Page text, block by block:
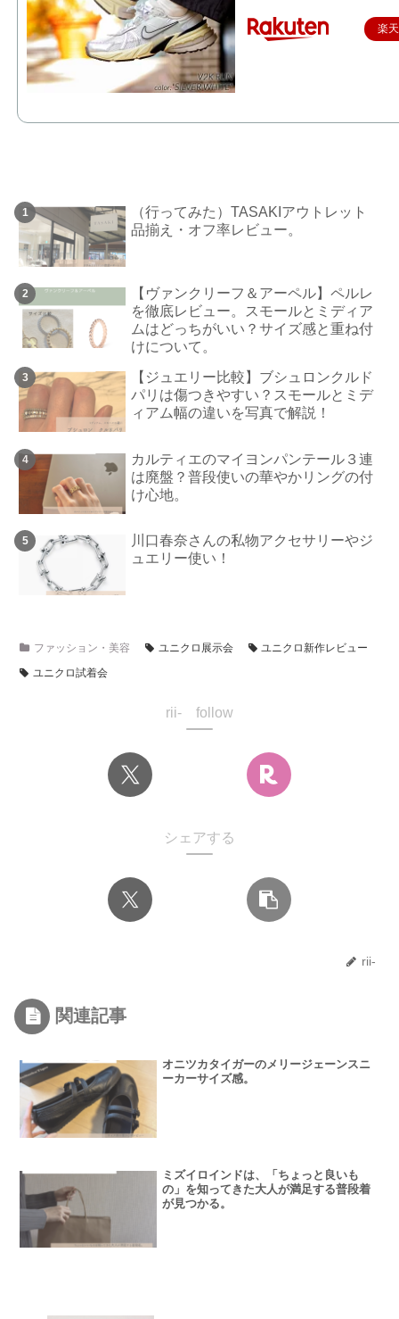
楽
（行ってみた）TASAKIアウトレット
品揃え・オフ率レビュー。
【ヴァンクリーフ＆アーペル】ペルレ
を徹底レビュー。スモールとミディア
ムはどっちがいい？サイズ感と重ね付
けについて。
【ジュエリー比較】ブシュロンクルド
パリは傷つきやすい？スモールとミデ
ィアム幅の違いを写真で解説！
カルティエのマイヨンパンテール３連
は廃盤？普段使いの華やかリングの付
け心地。
川口春奈さんの私物アクセサリーやジ
ュエリー使い！
ファッション・美容 ユニクロ展示会
ユニクロ新作レビュー
ユニクロ試着会
rii- follow
シェアする
rii-
関連記事
オニツカタイガーのメリージェーンスニ
ーカーサイズ感。
ミズイロインドは、「ちょっと良いも
の」を知ってきた大人が満足する普段着
が見つかる。